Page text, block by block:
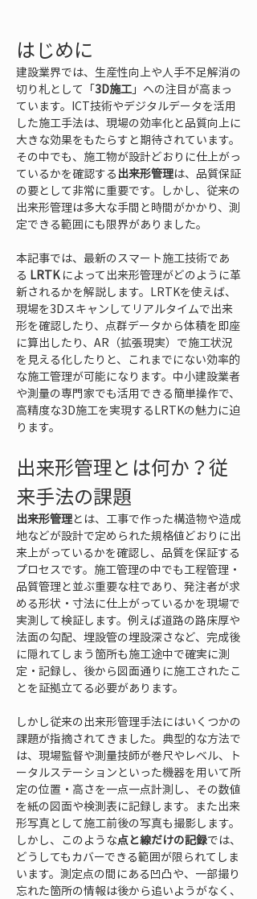
はじめに
建設業界では、生産性向上や人手不足解消の
切り札として「3D施工 」への注目が高まっ
ています。ICT技術やデジタルデータを活用
した施工手法は、現場の効率化と品質向上に
大きな効果をもたらすと期待されています。
その中でも、施工物が設計どおりに仕上がっ
ているかを確認する 出来形管理は、品質保証
の要として非常に重要です。しかし、従来の
出来形管理は多大な手間と時間がかかり、測
定できる範囲にも限界がありました。
本記事では、最新のスマート施工技術であ
る LRTK によって出来形管理がどのように革
新されるかを解説します。LRTKを使えば、
現場を3Dスキャンしてリアルタイムで出来
形を確認したり、点群データから体積を即座
に算出したり、AR（拡張現実）で施工状況
を見える化したりと、これまでにない効率的
な施工管理が可能になります。中小建設業者
や測量の専門家でも活用できる簡単操作で、
高精度な3D施工を実現するLRTKの魅力に迫
ります。
出来形管理とは何か？従
来手法の課題
出来形管理とは、工事で作った構造物や造成
地などが設計で定められた規格値どおりに出
来上がっているかを確認し、品質を保証する
プロセスです。施工管理の中でも工程管理・
品質管理と並ぶ重要な柱であり、発注者が求
める形状・寸法に仕上がっているかを現場で
実測して検証します。例えば道路の路床厚や
法面の勾配、埋設管の埋設深さなど、完成後
に隠れてしまう箇所も施工途中で確実に測
定・記録し、後から図面通りに施工されたこ
とを証拠立てる必要があります。
しかし従来の出来形管理手法にはいくつかの
課題が指摘されてきました。典型的な方法で
は、現場監督や測量技師が巻尺やレベル、ト
ータルステーションといった機器を用いて所
定の位置・高さを一点一点計測し、その数値
を紙の図面や検測表に記録します。また出来
形写真として施工前後の写真も撮影します。
しかし、このような点と線だけの記録では、
どうしてもカバーできる範囲が限られてしま
います。測定点の間にある凹凸や、一部撮り
忘れた箇所の情報は後から追いようがなく、